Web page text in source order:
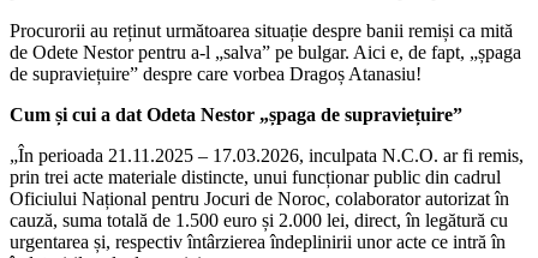
Procurorii au reținut următoarea situație despre banii remiși ca mită
de Odete Nestor pentru a-l „salva” pe bulgar. Aici e, de fapt, „șpaga
de supraviețuire” despre care vorbea Dragoș Atanasiu!
Cum și cui a dat Odeta Nestor „șpaga de supraviețuire”
„În perioada 21.11.2025 – 17.03.2026, inculpata N.C.O. ar fi remis,
prin trei acte materiale distincte, unui funcționar public din cadrul
Oficiului Național pentru Jocuri de Noroc, colaborator autorizat în
cauză, suma totală de 1.500 euro și 2.000 lei, direct, în legătură cu
urgentarea și, respectiv întârzierea îndeplinirii unor acte ce intră în